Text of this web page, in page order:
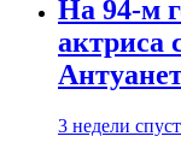
На 94-м
актриса
3 недели